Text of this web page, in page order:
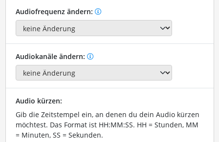
Audiofrequenz ändern:
Audiokanäle ändern:
Audio kürzen:
Gib die Zeitstempel ein, an denen du dein Audio kürzen
möchtest. Das Format ist HH:MM:SS. HH = Stunden, MM
= Minuten, SS = Sekunden.